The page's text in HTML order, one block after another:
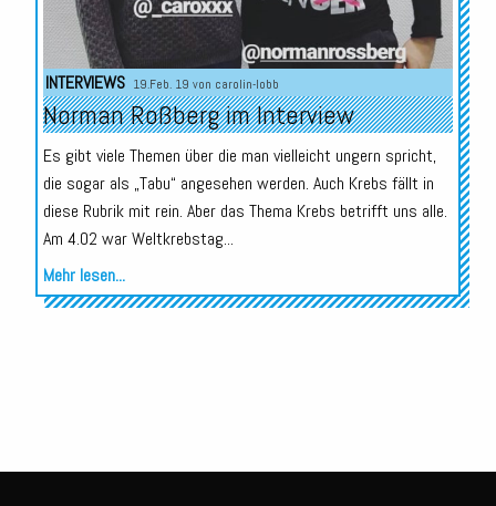
INTERVIEWS 19.Feb. 19 von carolin-lobb
Norman Roßberg im Interview
Es gibt viele Themen über die man vielleicht ungern spricht,
die sogar als „Tabu“ angesehen werden. Auch Krebs fällt in
diese Rubrik mit rein. Aber das Thema Krebs betrifft uns alle.
Am 4.02 war Weltkrebstag...
Mehr lesen...